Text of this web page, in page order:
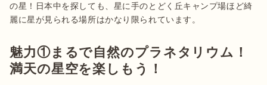
の星！日本中を探しても、星に手のとどく丘キャンプ場ほど綺
麗に星が見られる場所はかなり限られています。
魅力①まるで自然のプラネタリウム！
満天の星空を楽しもう！